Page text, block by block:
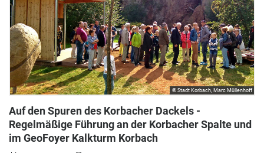
Auf den Spuren des Korbacher Dackels -
Regelmäßige Führung an der Korbacher Spalte und
im GeoFoyer Kalkturm Korbach
© Stadt Korbach, Marc Müllenhoff